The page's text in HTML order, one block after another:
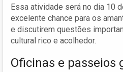
Essa atividade será no dia 10
excelente chance para os
e discutirem questões
cultural rico e acolhedor.
Oficinas e passeios